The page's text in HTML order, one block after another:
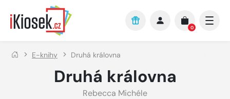
Přejít na hlavní obsah
0
E-knihy Druhá královna
Druhá královna
Rebecca Michéle